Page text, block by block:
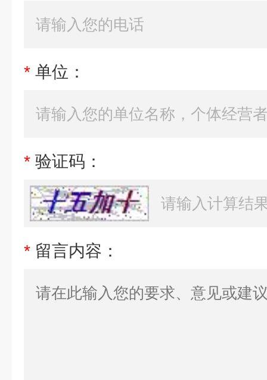
* 单位：
* 验证码：
* 留言内容：